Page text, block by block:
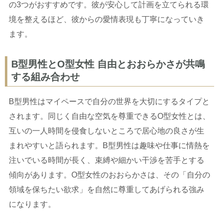
の3つがおすすめです。彼が安心して計画を立てられる環
境を整えるほど、彼からの愛情表現も丁寧になっていき
ます。
B型男性とO型女性 自由とおおらかさが共鳴
する組み合わせ
B型男性はマイペースで自分の世界を大切にするタイプと
されます。同じく自由な空気を尊重できるO型女性とは、
互いの一人時間を侵食しないところで居心地の良さが生
まれやすいと語られます。B型男性は趣味や仕事に情熱を
注いでいる時間が長く、束縛や細かい干渉を苦手とする
傾向があります。O型女性のおおらかさは、その「自分の
領域を保ちたい欲求」を自然に尊重してあげられる強み
になります。